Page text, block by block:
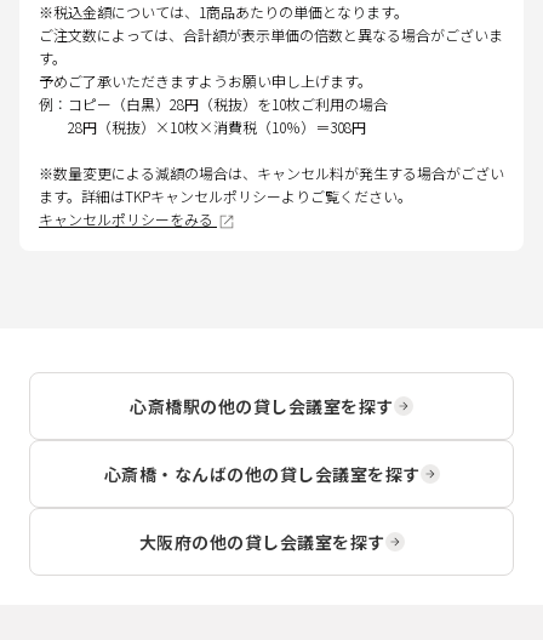
※税込金額については、1商品あたりの単価となります。
ご注文数によっては、合計額が表示単価の倍数と異なる場合がございま
す。
予めご了承いただきますようお願い申し上げます。
例：コピー（白黒）28円（税抜）を10枚ご利用の場合
28円（税抜）×10枚×消費税（10％）＝308円
※数量変更による減額の場合は、キャンセル料が発生する場合がござい
ます。詳細はTKPキャンセルポリシーよりご覧ください。
キャンセルポリシーをみる
心斎橋駅の他の貸し会議室を探す
心斎橋・なんばの他の貸し会議室を探す
大阪府の他の貸し会議室を探す